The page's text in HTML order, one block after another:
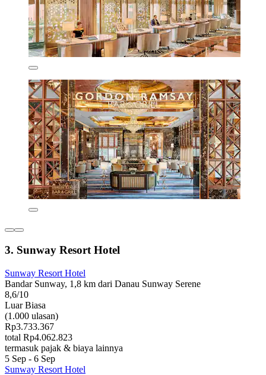
3. Sunway Resort Hotel
Sunway Resort Hotel
Bandar Sunway, 1,8 km dari Danau Sunway Serene
8,6/10
Luar Biasa
(1.000 ulasan)
Rp3.733.367
total Rp4.062.823
termasuk pajak & biaya lainnya
5 Sep - 6 Sep
Sunway Resort Hotel